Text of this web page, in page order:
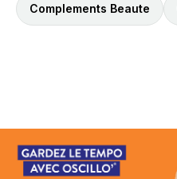
Complements Beaute